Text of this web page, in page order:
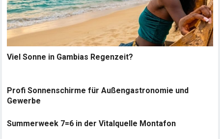
Viel Sonne in Gambias Regenzeit?
Profi Sonnenschirme für Außengastronomie und
Gewerbe
Summerweek 7=6 in der Vitalquelle Montafon